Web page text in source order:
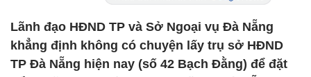
Lãnh đạo HĐND TP và Sở Ngoại vụ Đà Nẵng
khẳng định không có chuyện lấy trụ sở HĐND
TP Đà Nẵng hiện nay (số 42 Bạch Đằng) để đặt